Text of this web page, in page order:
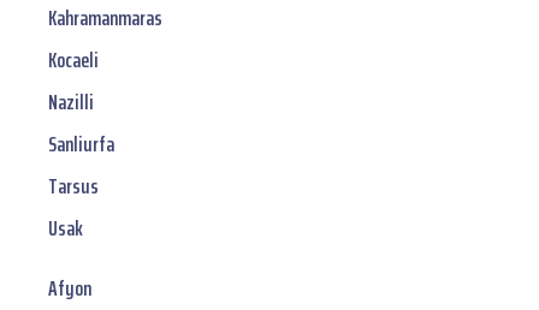
Kahramanmaras
Kocaeli
Nazilli
Sanliurfa
Tarsus
Usak
Afyon